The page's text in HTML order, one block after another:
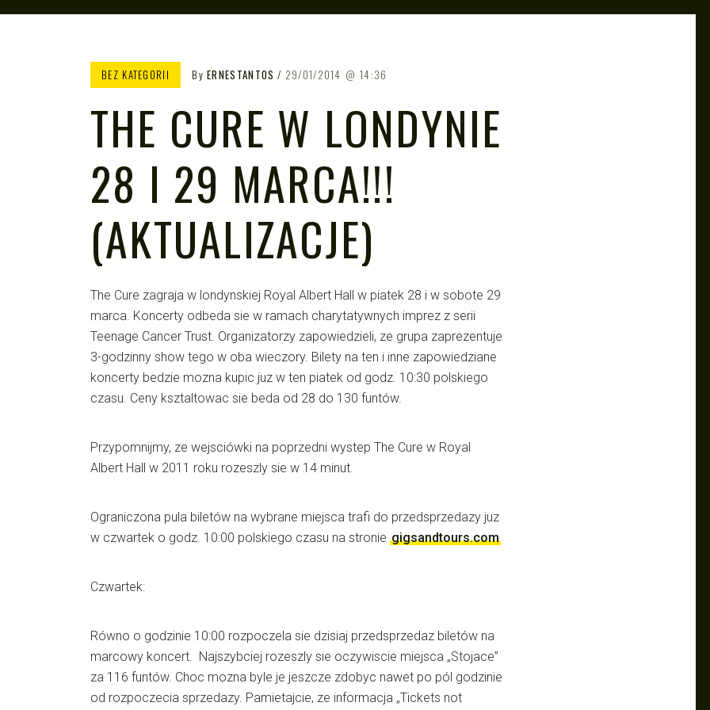
BEZ KATEGORII ByERNESTANTOS 29/01/2014 14:36
THE CURE W LONDYNIE
28 I 29 MARCA!!!
(AKTUALIZACJE)
The Cure zagraja w londynskiej Royal Albert Hall w piatek 28 i w sobote 29
marca. Koncerty odbeda sie w ramach charytatywnych imprez z serii
Teenage Cancer Trust. Organizatorzy zapowiedzieli, ze grupa zaprezentuje
3-godzinny show tego w oba wieczory. Bilety na ten i inne zapowiedziane
koncerty bedzie mozna kupic juz w ten piatek od godz. 10:30 polskiego
czasu. Ceny ksztaltowac sie beda od 28 do 130 funtów.
Przypomnijmy, ze wejsciówki na poprzedni wystep The Cure w Royal
Albert Hall w 2011 roku rozeszly sie w 14 minut.
Ograniczona pula biletów na wybrane miejsca trafi do przedsprzedazy juz
w czwartek o godz. 10:00 polskiego czasu na stronie gigsandtours.com
Czwartek:
Równo o godzinie 10:00 rozpoczela sie dzisiaj przedsprzedaz biletów na
marcowy koncert. Najszybciej rozeszly sie oczywiscie miejsca „Stojace”
za 116 funtów. Choc mozna byle je jeszcze zdobyc nawet po pól godzinie
od rozpoczecia sprzedazy. Pamietajcie, ze informacja „Tickets not